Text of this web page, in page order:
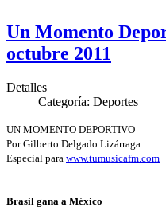
Un Momento
octubre 2011
Detalles
Categoría: Deportes
UN MOMENTO DEPORTIVO
Por Gilberto Delgado Lizárraga
Especial para www.tumusicafm.com
Brasil gana a México